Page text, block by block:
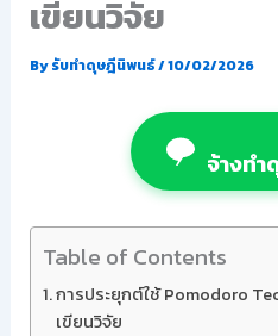
เขียนวิจัย
Byรับทำดุษฎีนิพนธ์/10/02/2026
จ้างท
Table of Contents
การประยุกต์ใช้ Pomodoro
เขียนวิจัย